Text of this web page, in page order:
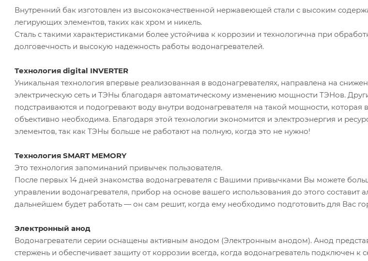
Внутренний бак изготовлен из высококачественной нержавеющей стали с высоким
легирующих элементов, таких как хром и никель.
Сталь с такими характеристиками более устойчива к коррозии и технологична при
долговечность и высокую надежность работы водонагревателей.
Технология digital INVERTER
Уникальная технология впервые реализованная в водонагревателях, направлена на
электрическую сеть и ТЭНы благодаря автоматическому изменению мощности ТЭНов.
подстраиваются и подогревают воду внутри водонагревателя на такой мощности,
объективно необходима. Благодаря этой технологии экономится и электроэнергия и
элементов, так как ТЭНы больше не работают на полную, когда это не нужно!
Технология SMART MEMORY
Это технология запоминаний привычек пользователя.
После первых 14 дней знакомства водонагревателя с Вашими привычками Вы можете
управлении водонагревателя, прибор на основе вашего использования до этого составит
дальнейшем будет работать — он сам решит, когда ему необходимо подготовить для Вас
Электронный анод
Водонагреватели серии оснащены активным анодом (Электронным анодом). Анод
стержень и обеспечивает защиту от коррозии всегда, когда водонагреватель подключен к